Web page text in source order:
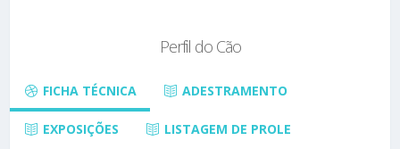
Perfil do Cão
FICHA TÉCNICA ADESTRAMENTO
EXPOSIÇÕES LISTAGEM DE PROLE